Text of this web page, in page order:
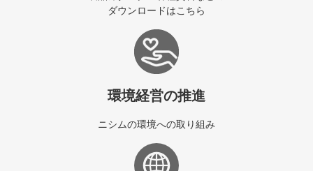
ダウンロードはこちら
環境経営の推進
ニシムの環境への取り組み